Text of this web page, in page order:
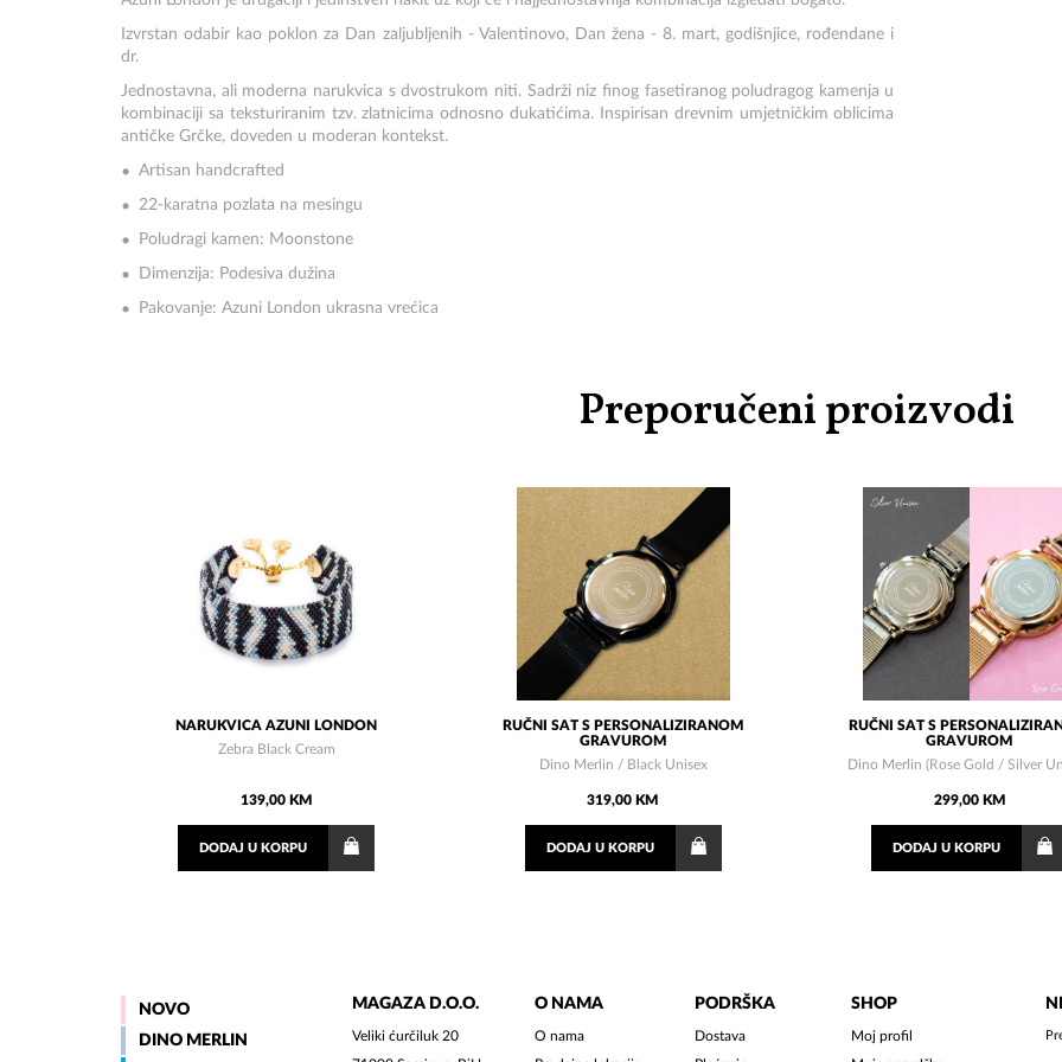
Izvrstan odabir kao poklon za Dan zaljubljenih - Valentinovo, Dan žena - 8. mart, godišnjice, rođendane i
dr.
Jednostavna, ali moderna narukvica s dvostrukom niti. Sadrži niz finog fasetiranog poludragog kamenja u
kombinaciji sa teksturiranim tzv. zlatnicima odnosno dukatićima. Inspirisan drevnim umjetničkim oblicima
antičke Grčke, doveden u moderan kontekst.
Artisan handcrafted
22-karatna pozlata na mesingu
Poludragi kamen: Moonstone
Dimenzija: Podesiva dužina
Pakovanje: Azuni London ukrasna vrećica
Preporučeni proizvodi
NARUKVICA AZUNI LONDON
Zebra Black Cream
139,00 KM
DODAJ U KORPU
RUČNI SAT S PERSONALIZIRANOM
GRAVUROM
Dino Merlin / Black Unisex
319,00 KM
DODAJU KORPU
RUČNI SAT S
GRAVUROM
Dino Merlin (Rose Gold / Silver
299,00 KM
DODAJ U KORPU
NOVO
DINO MERLIN
MAGAZA D.O.O.
Veliki ćurčiluk 20
O NAMA
O nama
PODRŠKA
Dostava
SHOP
Moj profil